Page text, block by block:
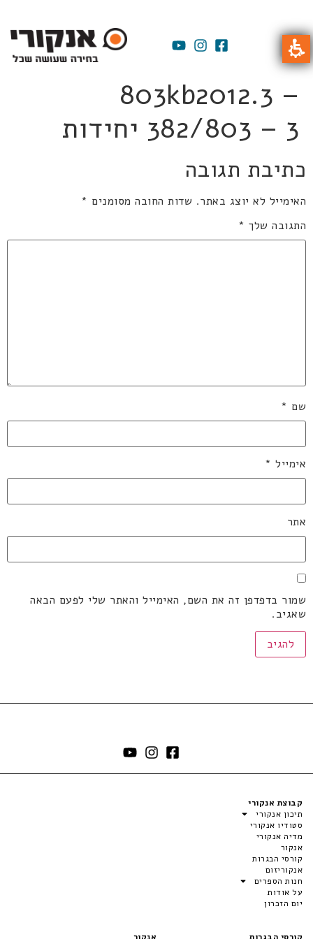
803kb2012.3 –
382/803 – 3 יחידות
כתיבת תגובה
האימייל לא יוצג באתר. שדות החובה מסומנים *
התגובה שלך *
שם *
אימייל *
אתר
שמור בדפדפן זה את השם, האימייל והאתר שלי לפעם הבאה
שאגיב.
קבוצת אנקורי
תיכון אנקורי
סטודיו אנקורי
מדיה אנקורי
אנקור
קורסי הבגרות
אנקוריזום
חנות הספרים
על אודות
יום הזכרון